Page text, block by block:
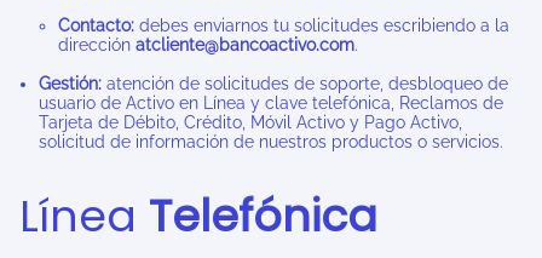
Contacto: debes enviarnos tu solicitudes escribiendo a la
dirección atcliente@bancoactivo.com.
Gestión: atención de solicitudes de soporte, desbloqueo de
usuario de Activo en Línea y clave telefónica, Reclamos de
Tarjeta de Débito, Crédito, Móvil Activo y Pago Activo,
solicitud de información de nuestros productos o servicios.
Línea Telefónica